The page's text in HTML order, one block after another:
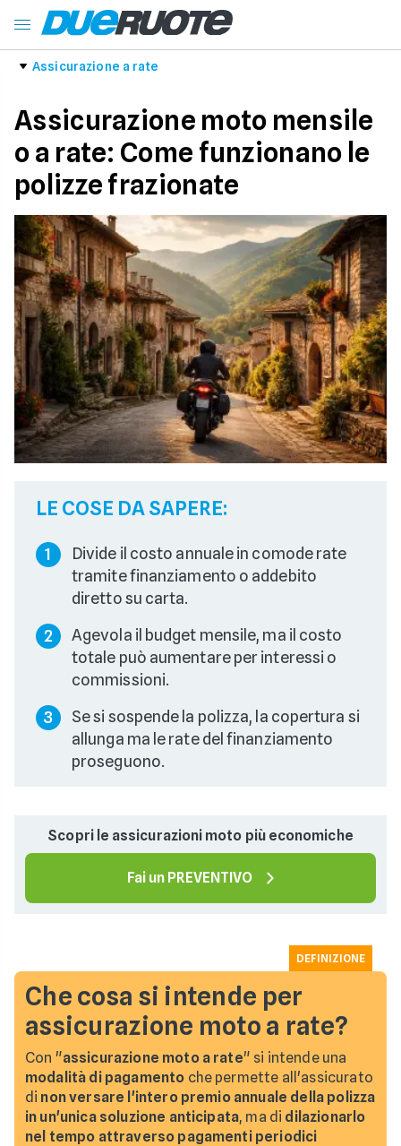
Assicurazione a rate
Assicurazione moto mensile
o a rate: Come funzionano le
polizze frazionate
LE COSE DA SAPERE:
1
Divide il costo annuale in comode rate
tramite finanziamento o addebito
diretto su carta.
2
Agevola il budget mensile, ma il costo
totale può aumentare per interessi o
commissioni.
3
Se si sospende la polizza, la copertura si
allunga ma le rate del finanziamento
proseguono.
Scopri le assicurazioni moto più economiche
Fai un PREVENTIVO
Che cosa si intende per
assicurazione moto a rate?
Con "assicurazione moto a rate" si intende una
modalità di pagamento che permette all'assicurato
di non versare l'intero premio annuale della polizza
in un'unica soluzione anticipata, ma di dilazionarlo
nel tempo attraverso pagamenti periodici
DEFINIZIONE